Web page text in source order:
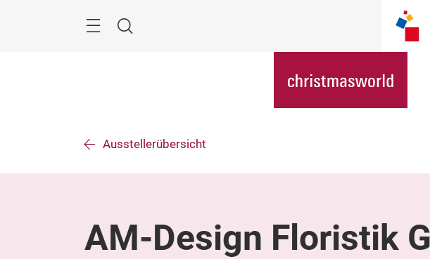
Suche
Ausstellerübersicht
AM-Design Floristik